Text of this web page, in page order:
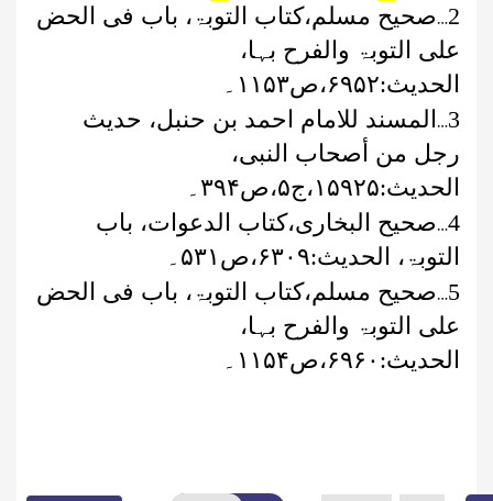
2
…صحیح مسلم،کتاب التوبۃ، باب فی الحض
علی التوبۃ والفرح بہا،
الحدیث:۶۹۵۲،ص۱۱۵۳ ۔
3
…المسند للامام احمد بن حنبل، حدیث
رجل من أصحاب النبی،
الحدیث:۱۵۹۲۵،ج۵،ص۳۹۴ ۔
4
…صحیح البخاری،کتاب الدعوات، باب
التوبۃ، الحدیث:۶۳۰۹،ص ۵۳۱ ۔
5
…صحیح مسلم،کتاب التوبۃ، باب فی الحض
علی التوبۃ والفرح بہا،
الحدیث: ۶۹۶۰،ص۱۱۵۴ ۔